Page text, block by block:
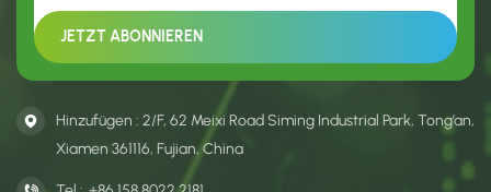
Hinzufügen : 2/F, 62 Meixi Road Siming Industrial Park, Tong’an,
Xiamen 361116, Fujian, China